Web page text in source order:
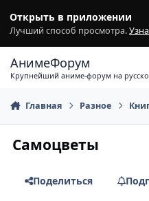
Открыть в приложении
Лучший способ просмотра.
АнимеФорум
Крупнейший аниме-форум на
Главная Разное
Самоцветы
Поделиться